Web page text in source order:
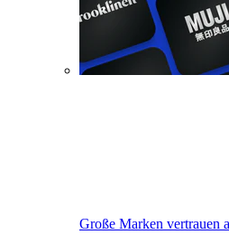
Große Marken vertrauen